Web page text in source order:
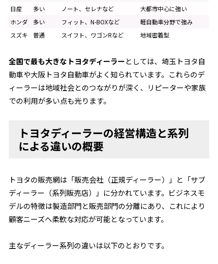
日産
多い ノート、セレナなど
大都市中心に強い
ホンダ
多い フィット、N-BOXなど
軽自動車分野で強み
スズキ
普通 スイフト、ワゴンRなど 地域密着型
全国で最も大きなトヨタディーラーとしては、埼玉トヨタ自
動車や大阪トヨタ自動車がよく知られています。これらのデ
ィーラーは地域社会とのつながりが深く、リピーターや家族
での利用が多い点も光ります。
トヨタディーラーの経営構造と系列
による違いの概要
トヨタの販売網は「販売会社（正規ディーラー）」と「サブ
ディーラー（系列販売店）」に分かれています。ビジネスモ
デルの特徴は製造部門と販売部門の分離にあり、これにより
顧客ニーズへ柔軟な対応が可能となっています。
主なディーラー系列の違いは以下のとおりです。